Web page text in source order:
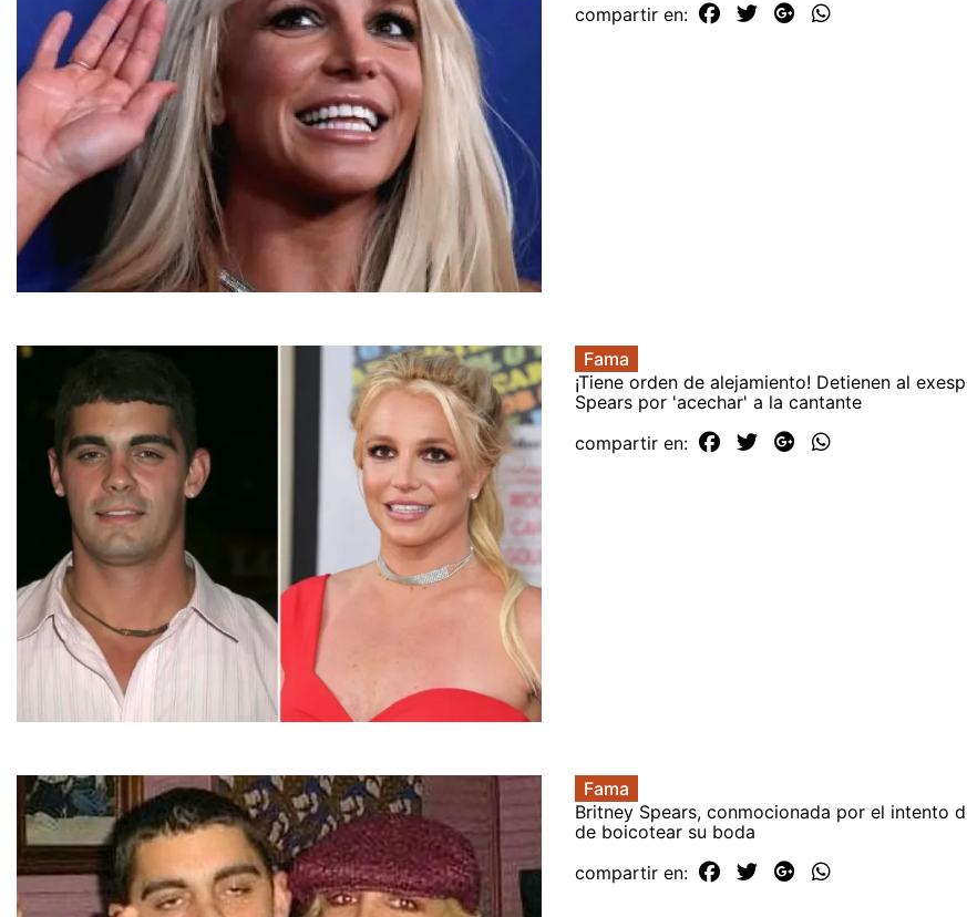
compartir en:
Fama
¡Tiene orden de alejamiento! Detienen al
Spears por 'acechar' a la cantante
compartir en:
Fama
Britney Spears, conmocionada por el intento
de boicotear su boda
compartir en: